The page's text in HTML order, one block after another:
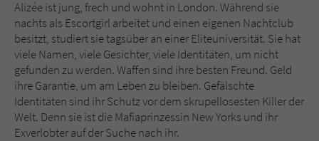
Alizée ist jung, frech und wohnt in London. Während sie
nachts als Escortgirl arbeitet und einen eigenen Nachtclub
besitzt, studiert sie tagsüber an einer Eliteuniversität. Sie hat
viele Namen, viele Gesichter, viele Identitäten, um nicht
gefunden zu werden. Waffen sind ihre besten Freund. Geld
ihre Garantie, um am Leben zu bleiben. Gefälschte
Identitäten sind ihr Schutz vor dem skrupellosesten Killer der
Welt. Denn sie ist die Mafiaprinzessin New Yorks und ihr
Exverlobter auf der Suche nach ihr.
Name tx_pwcomments_ahash
Anbieter Literatur-Couch Medien GmbH & Co. KG
Laufzeit 1 Jahr
Zweck Cookie für Kommentare einzelner Buchtitel